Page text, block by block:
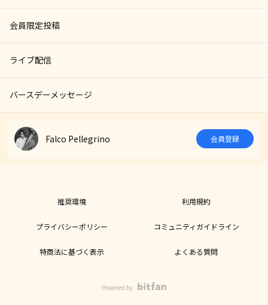
会員限定投稿
ライブ配信
バースデーメッセージ
Falco Pellegrino 会員登録
推奨環境 利用規約
プライバシーポリシー コミュニティガイドライン
特商法に基づく表示 よくある質問
Powered by